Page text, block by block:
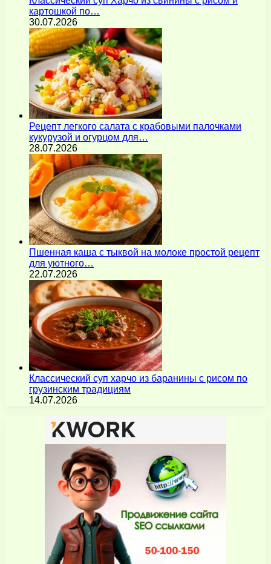
картошкой по…
30.07.2026
Рецепт легкого салата с крабовыми палочками
кукурузой и огурцом для…
28.07.2026
Пшенная каша с тыквой на молоке простой рецепт
для уютного…
22.07.2026
Классический суп харчо из баранины с рисом по
грузинским традициям
14.07.2026